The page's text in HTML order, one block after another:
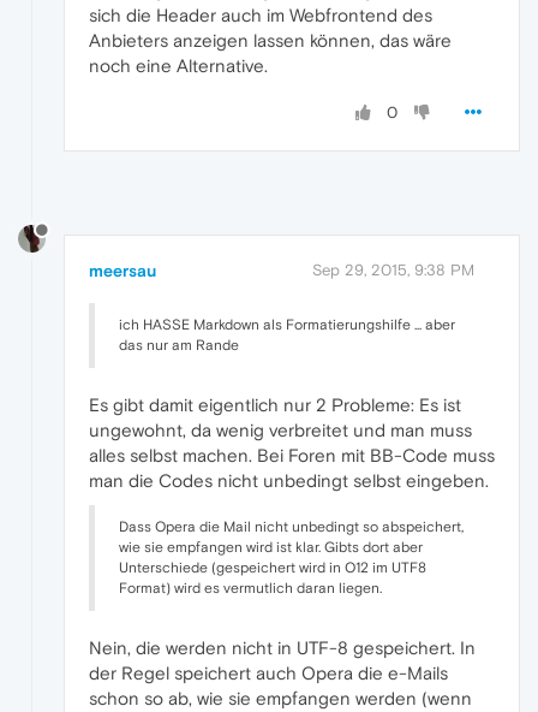
sich die Header auch im Webfrontend des
Anbieters anzeigen lassen können, das wäre
noch eine Alternative.
0
meersau Sep 29, 2015, 9:38 PM
ich HASSE Markdown als Formatierungshilfe ... aber
das nur am Rande
Es gibt damit eigentlich nur 2 Probleme: Es ist
ungewohnt, da wenig verbreitet und man muss
alles selbst machen. Bei Foren mit BB-Code muss
man die Codes nicht unbedingt selbst eingeben.
Dass Opera die Mail nicht unbedingt so abspeichert,
wie sie empfangen wird ist klar. Gibts dort aber
Unterschiede (gespeichert wird in O12 im UTF8
Format) wird es vermutlich daran liegen.
Nein, die werden nicht in UTF-8 gespeichert. In
der Regel speichert auch Opera die e-Mails
schon so ab, wie sie empfangen werden (wenn